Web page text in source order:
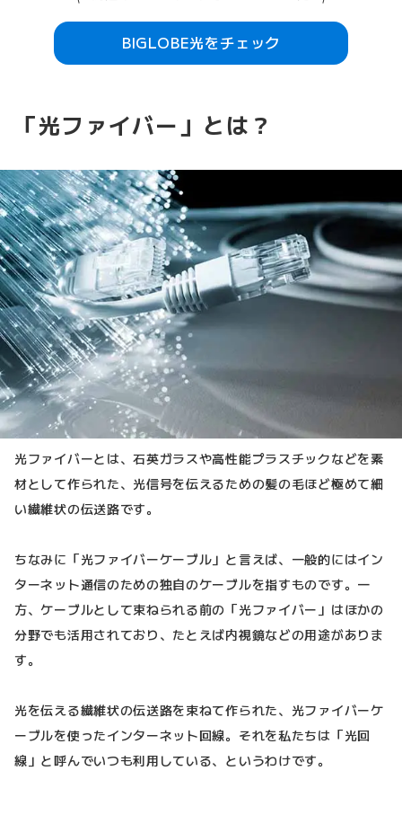
BIGLOBE光をチェック
「光ファイバー」とは？
光ファイバーとは、石英ガラスや高性能プラスチックなどを素
材として作られた、光信号を伝えるための髪の毛ほど極めて細
い繊維状の伝送路です。
ちなみに「光ファイバーケーブル」と言えば、一般的にはイン
ターネット通信のための独自のケーブルを指すものです。一
方、ケーブルとして束ねられる前の「光ファイバー」はほかの
分野でも活用されており、たとえば内視鏡などの用途がありま
す。
光を伝える繊維状の伝送路を束ねて作られた、光ファイバーケ
ーブルを使ったインターネット回線。それを私たちは「光回
線」と呼んでいつも利用している、というわけです。